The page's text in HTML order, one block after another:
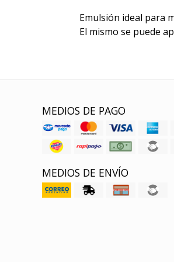
Emulsión ideal para
El mismo se puede
MEDIOS DE PAGO
MEDIOS DE ENVÍO